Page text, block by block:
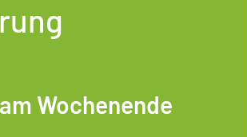
Wochenende